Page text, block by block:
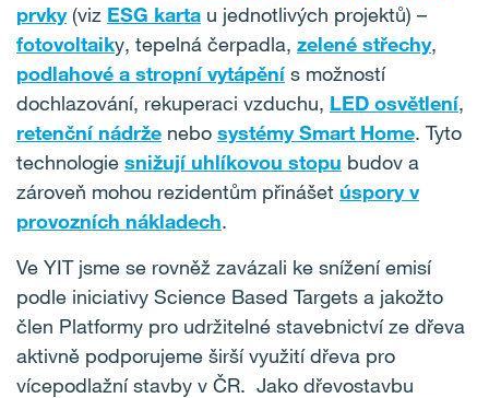
prvky(viz ESG karta u jednotlivých projektů) –
fotovoltaiky, tepelná čerpadla, zelené střechy,
podlahové a stropní vytápěnís možností
dochlazování, rekuperaci vzduchu, LED osvětlení,
retenční nádrže nebo systémy Smart Home. Tyto
technologie snižují uhlíkovou stopu budov a
zároveň mohou rezidentům přinášet úspory v
provozních nákladech.
Ve YIT jsme se rovněž zavázali ke snížení emisí
podle iniciativy Science Based Targets a jakožto
člen Platformy pro udržitelné stavebnictví ze dřeva
aktivně podporujeme širší využití dřeva pro
vícepodlažní stavby v ČR. Jako dřevostavbu